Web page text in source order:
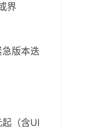
界
版本迭
（含UI